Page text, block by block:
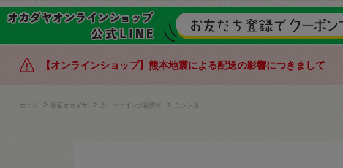
【オンラインショップ】熊本地震による配送の影響につきまして
ホーム > 新宿オカダヤ > 糸・ソーイング副資材 > ミシン糸